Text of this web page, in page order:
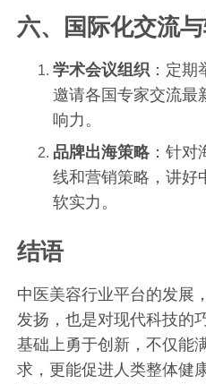
六、国际化交流
学术会议组织 ：定期
邀请各国专家交流最
响力。
品牌出海策略 ：针
线和营销策略，讲好
软实力。
结语
中医美容行业平台的发展
发扬，也是对现代科技的
基础上勇于创新，不仅能
求，更能促进人类整体健